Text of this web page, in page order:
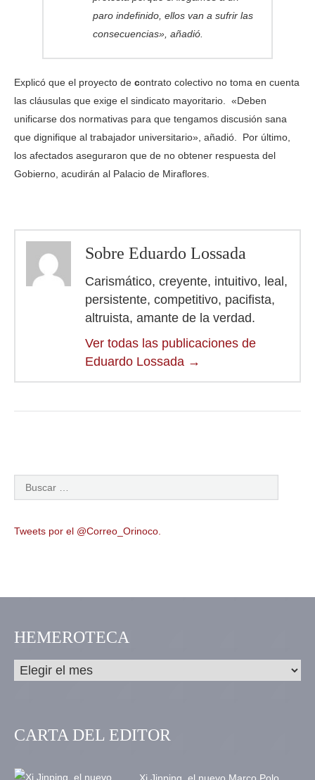
paro indefinido, ellos van a sufrir las
consecuencias», añadió.
Explicó que el proyecto de contrato colectivo no toma en cuenta
las cláusulas que exige el sindicato mayoritario. «Deben
unificarse dos normativas para que tengamos discusión sana
que dignifique al trabajador universitario», añadió. Por último,
los afectados aseguraron que de no obtener respuesta del
Gobierno, acudirán al Palacio de Miraflores.
Sobre Eduardo Lossada
Carismático, creyente, intuitivo, leal,
persistente, competitivo, pacifista,
altruista, amante de la verdad.
Ver todas las publicaciones de
Eduardo Lossada →
Tweets por el @Correo_Orinoco.
HEMEROTECA
CARTA DEL EDITOR